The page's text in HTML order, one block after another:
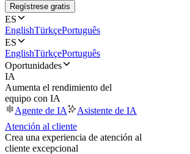
Regístrese gratis
ES
EnglishTürkçePortuguês
ES
EnglishTürkçePortuguês
Oportunidades
IA
Aumenta el rendimiento del
equipo con IA
Agente de IA
Asistente de IA
Atención al cliente
Crea una experiencia de atención al
cliente excepcional